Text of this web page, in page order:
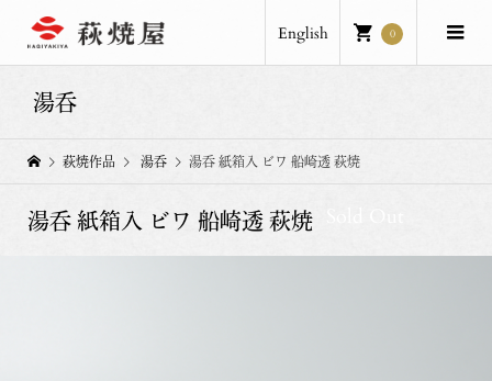
English 0
湯呑
萩焼作品 湯呑 湯呑 紙箱入 ビワ 船崎透 萩焼
湯呑 紙箱入 ビワ 船崎透 萩焼